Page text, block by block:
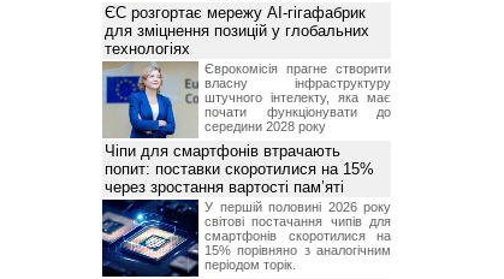
ЄС розгортає мережу AI-гігафабрик
для зміцнення позицій у глобальних
технологіях
Єврокомісія прагне створити
власну інфраструктуру
штучного інтелекту, яка має
почати функціонувати до
середини 2028 року
Чіпи для смартфонів втрачають
попит: поставки скоротилися на 15%
через зростання вартості пам’яті
У першій половині 2026 року
світові постачання чипів для
смартфонів скоротилися на
15% порівняно з аналогічним
періодом торік.